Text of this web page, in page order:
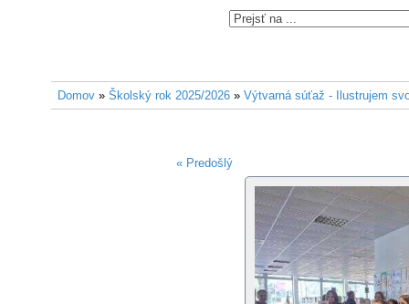
Domov »Školský rok 2025/2026 »Výtvarná súťaž - Ilustrujem
« Predošlý